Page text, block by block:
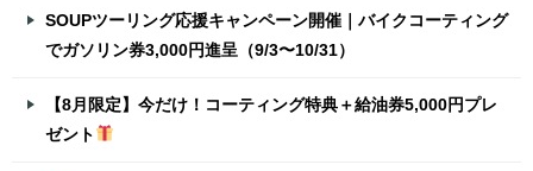
SOUPツーリング応援キャンペーン開催｜バイクコーティング
でガソリン券3,000円進呈（9/3〜10/31）
【8月限定】今だけ！コーティング特典＋給油券5,000円プレ
ゼント